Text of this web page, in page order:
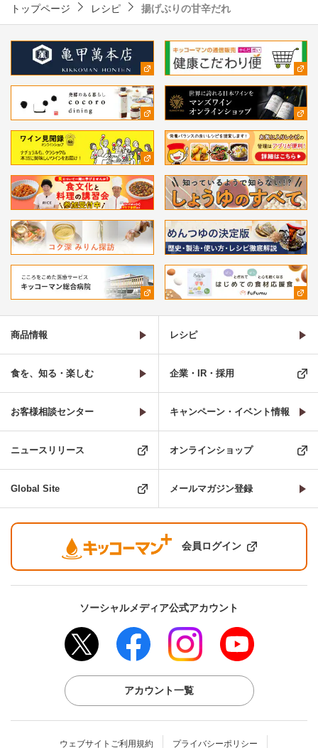
トップページ レシピ 揚げぶりの甘辛だれ
商品情報 レシピ
食を、知る・楽しむ 企業・IR・採用
お客様相談センター キャンペーン・イベント情報
ニュースリリース オンラインショップ
Global Site メールマガジン登録
会員ログイン
ソーシャルメディア公式アカウント
アカウント一覧
ウェブサイトご利用規約 プライバシーポリシー